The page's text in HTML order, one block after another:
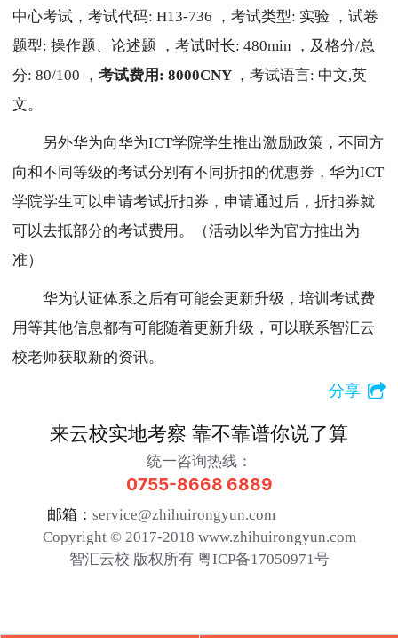
中心考试，考试代码: H13-736 ，考试类型: 实验 ，试卷
题型: 操作题、论述题 ，考试时长: 480min ，及格分/总
分: 80/100 ，考试费用: 8000CNY ，考试语言: 中文,英
文。
另外华为向华为ICT学院学生推出激励政策，不同方
向和不同等级的考试分别有不同折扣的优惠券，华为ICT
学院学生可以申请考试折扣券，申请通过后，折扣券就
可以去抵部分的考试费用。（活动以华为官方推出为
准）
华为认证体系之后有可能会更新升级，培训考试费
用等其他信息都有可能随着更新升级，可以联系智汇云
校老师获取新的资讯。
分享
来云校实地考察 靠不靠谱你说了算
统一咨询热线：
0755-8668 6889
邮箱： service@zhihuirongyun.com
Copyright © 2017-2018 www.zhihuirongyun.com
智汇云校 版权所有 粤ICP备17050971号